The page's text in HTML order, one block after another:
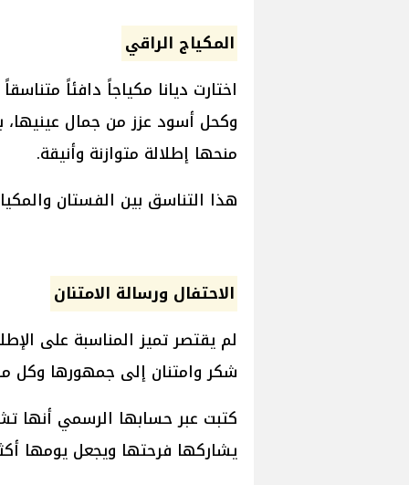
المكياج الراقي
اختارت ديانا مكياجاً دافئاً
وكحل أسود عزز من جمال عينيها،
منحها إطلالة متوازنة وأنيقة.
هذا التناسق بين الفستان
الاحتفال ورسالة الامتنان
لم يقتصر تميز المناسبة على
شكر وامتنان إلى جمهورها وكل
كتبت عبر حسابها الرسمي أنها
يشاركها فرحتها ويجعل يومها